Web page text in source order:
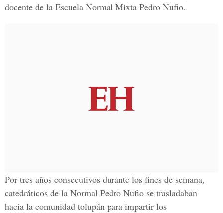
docente de la Escuela Normal Mixta Pedro Nufio.
Por tres años consecutivos durante los fines de semana,
catedráticos de la Normal Pedro Nufio se trasladaban
hacia la comunidad tolupán para impartir los